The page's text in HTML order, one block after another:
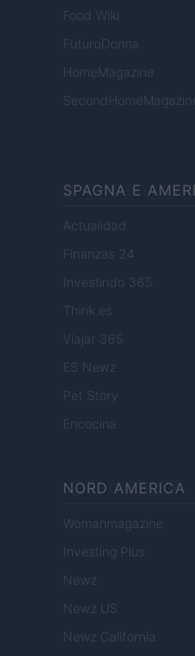
Food Wiki
FuturoDonna
HomeMagazine
SecondHomeMagazine
SPAGNA E
Actualidad
Finanzas 24
Investindo 365
Think.es
Viajar 365
ES Newz
Pet Story
Encocina
NORD AMERICA
Womanmagazine
Investing Plus
Newz
Newz US
Newz California